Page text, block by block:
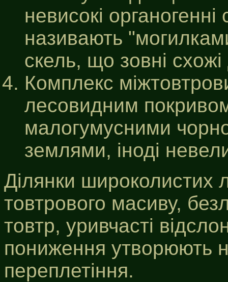
невисокі
називають
скель, що зовні схожі
Комплекс
лесовидним
малогумусними
землями, іноді
Ділянки широколистих
товтрового масиву,
товтр, уривчасті
пониження утворюють
переплетіння.